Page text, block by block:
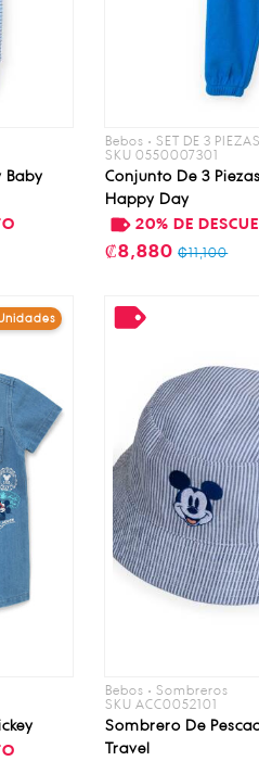
Baby
Bebos • SET DE 3 PIEZAS
SKU 0550007301
Conjunto De 3
Happy Day
20% DE
₡8,880 ₡11,100
Bebos • Sombreros
SKU ACC0052101
Sombrero De
Travel